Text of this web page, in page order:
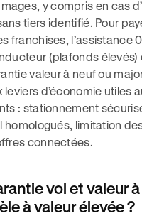
y compris en cas
tiers identifié. Pour
franchises, l’assistance
(plafonds élevés)
valeur à neuf ou
leviers d’économie utiles
: stationnement
homologués, limitation
connectées.
vol et valeur
à valeur élevée ?